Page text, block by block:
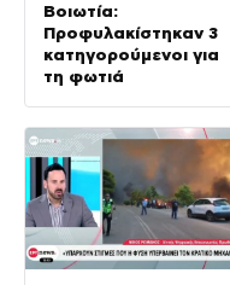
Βοιωτία:
Προφυλακίστηκαν 3
κατηγορούμενοι για
τη φωτιά